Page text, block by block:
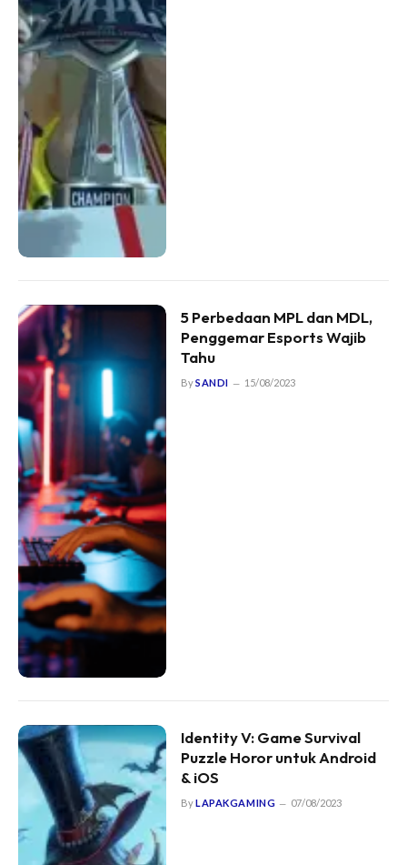
5 Perbedaan MPL dan MDL,
Penggemar Esports Wajib
Tahu
BySANDI 15/08/2023
Identity V: Game Survival
Puzzle Horor untuk Android
& iOS
ByLAPAKGAMING 07/08/2023